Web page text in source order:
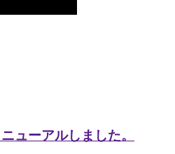
ューアルしました。